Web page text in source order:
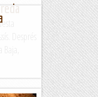
Després